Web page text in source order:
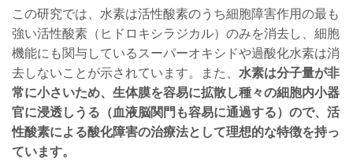
この研究では、水素は活性酸素のうち細胞障害作用の最も
強い活性酸素（ヒドロキシラジカル）のみを消去し、細胞
機能にも関与しているスーパーオキシドや過酸化水素は消
去しないことが示されています。また、 水素は分子量が非
常に小さいため、生体膜を容易に拡散し種々の細胞内小器
官に浸透しうる（血液脳関門も容易に通過する）ので、活
性酸素による酸化障害の治療法として理想的な特徴を持っ
ています。